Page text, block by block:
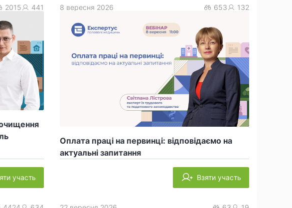
2015 441
участь
Оплата праці на первинці: відповідаємо на
актуальні запитання
8 вересня 2026 653 132
Взяти участь